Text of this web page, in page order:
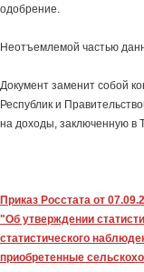
одобрение.
Неотъемлемой частью
Документ заменит собой
Республик и
на доходы, заключенную в
Приказ Росстата от
"Об утверждении
статистического
приобретенные